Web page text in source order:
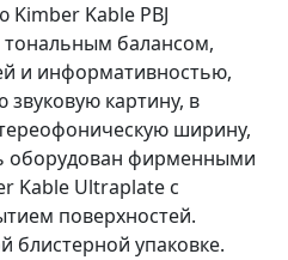
Kable PBJ
балансом,
и информативностью,
картину, в
ширину,
оборудован фирменными
Kable Ultraplate с
поверхностей.
блистерной упаковке.